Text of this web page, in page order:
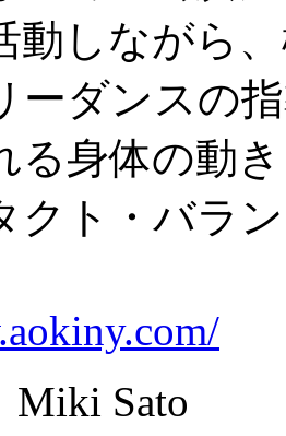
動しながら
ーダンスの
る身体の動
クト・バラ
Miki Sato